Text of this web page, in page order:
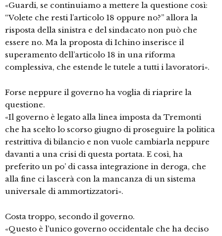
«Guardi, se continuiamo a mettere la questione così:
“Volete che resti l’articolo 18 oppure no?” allora la
risposta della sinistra e del sindacato non può che
essere no. Ma la proposta di Ichino inserisce il
superamento dell’articolo 18 in una riforma
complessiva, che estende le tutele a tutti i lavoratori».
Forse neppure il governo ha voglia di riaprire la
questione.
«Il governo è legato alla linea imposta da Tremonti
che ha scelto lo scorso giugno di proseguire la politica
restrittiva di bilancio e non vuole cambiarla neppure
davanti a una crisi di questa portata. E così, ha
preferito un po’ di cassa integrazione in deroga, che
alla fine ci lascerà con la mancanza di un sistema
universale di ammortizzatori».
Costa troppo, secondo il governo.
«Questo è l’unico governo occidentale che ha deciso